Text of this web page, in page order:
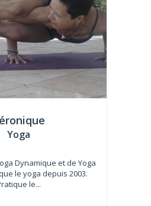
Yoga
Dynamique et de Yoga
le yoga depuis 2003.
le...